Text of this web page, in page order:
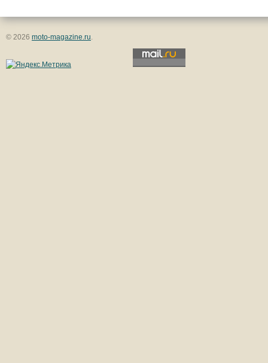
© 2026 moto-magazine.ru.